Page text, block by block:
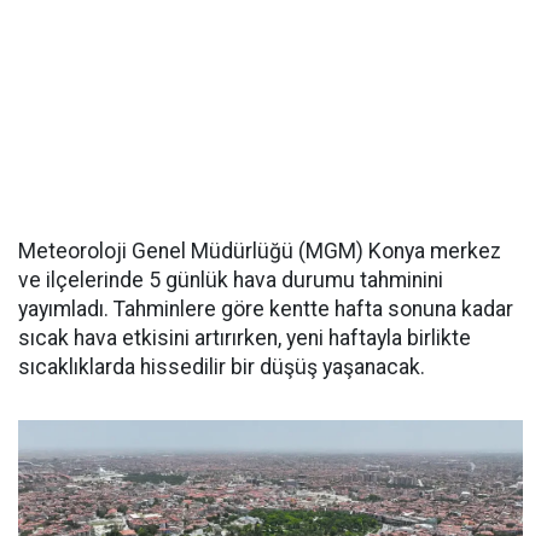
Meteoroloji Genel Müdürlüğü (MGM) Konya merkez
ve ilçelerinde 5 günlük hava durumu tahminini
yayımladı. Tahminlere göre kentte hafta sonuna kadar
sıcak hava etkisini artırırken, yeni haftayla birlikte
sıcaklıklarda hissedilir bir düşüş yaşanacak.